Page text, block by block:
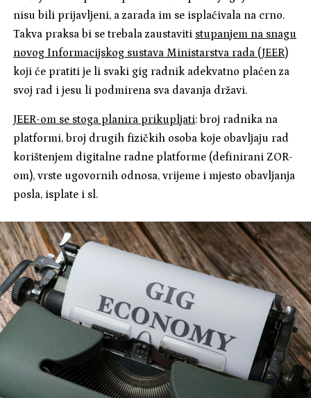
nisu bili prijavljeni, a zarada im se isplaćivala na crno.
Takva praksa bi se trebala zaustaviti stupanjem na snagu
novog Informacijskog sustava Ministarstva rada (JEER)
koji će pratiti je li svaki gig radnik adekvatno plaćen za
svoj rad i jesu li podmirena sva davanja državi.
JEER-om se stoga planira prikupljati: broj radnika na
platformi, broj drugih fizičkih osoba koje obavljaju rad
korištenjem digitalne radne platforme (definirani ZOR-
om), vrste ugovornih odnosa, vrijeme i mjesto obavljanja
posla, isplate i sl.